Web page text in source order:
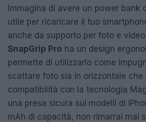
Immagina di avere un power bank
utile per ricaricare il tuo
anche da supporto per foto e
SnapGrip Pro ha un design
permette di utilizzarlo come
scattare foto sia in orizzontale che
compatibilità con la tecnologia
una presa sicura sui modelli di
mAh di capacità, non rimarrai mai